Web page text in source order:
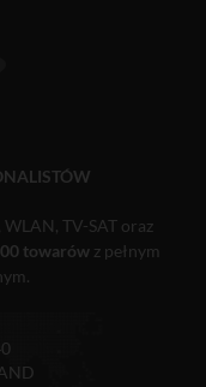
WLAN, TV-SAT oraz
towarówz pełnym